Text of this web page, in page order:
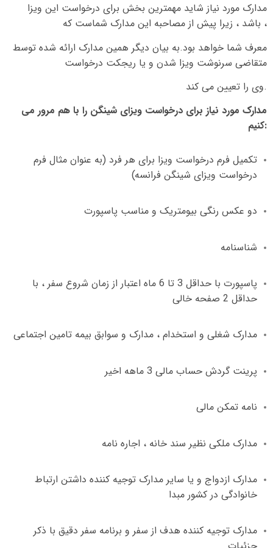
مدارک مورد نیاز شاید مهمترین بخش برای درخواست این ویزا
باشد ، زیرا پیش از مصاحبه این مدارک شماست که ،
معرف شما خواهد بود.به بیان دیگر همین مدارک ارائه شده توسط
متقاضی سرنوشت ویزا شدن و یا ریجکت درخواست
وی را تعیین می کند.
مدارک مورد نیاز برای درخواست ویزای شینگن را با هم مرور می
کنیم:
تکمیل فرم درخواست ویزا برای هر فرد (به عنوان مثال فرم
درخواست ویزای شینگن فرانسه)
دو عکس رنگی بیومتریک و مناسب پاسپورت
شناسنامه
پاسپورت با حداقل 3 تا 6 ماه اعتبار از زمان شروع سفر ، با
حداقل 2 صفحه خالی
مدارک شغلی و استخدام ، مدارک و سوابق بیمه تامین اجتماعی
پرینت گردش حساب مالی 3 ماهه اخیر
نامه تمکن مالی
مدارک ملکی نظیر سند خانه ، اجاره نامه
مدارک ازدواج و یا سایر مدارک توجیه کننده داشتن ارتباط
خانوادگی در کشور مبدا
مدارک توجیه کننده هدف از سفر و برنامه سفر دقیق با ذکر